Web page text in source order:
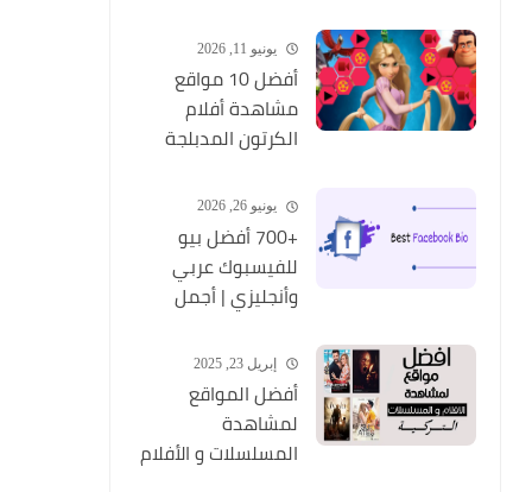
يونيو 11, 2026
أفضل 10 مواقع
مشاهدة أفلام
الكرتون المدبلجة
يونيو 26, 2026
+700 أفضل بيو
للفيسبوك عربي
وأنجليزي | أجمل
للفيسبوك 2026
Facebook Stylish Bio
إبريل 23, 2025
أفضل المواقع
لمشاهدة
المسلسلات و الأفلام